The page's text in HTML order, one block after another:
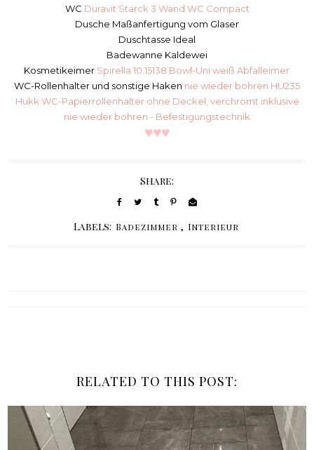
WC Duravit Starck 3 Wand WC Compact
Dusche Maßanfertigung vom Glaser
Duschtasse Ideal
Badewanne Kaldewei
Kosmetikeimer Spirella 10.15138 Bowl-Uni weiß Abfalleimer
WC-Rollenhalter und sonstige Haken nie wieder bohren HU235
Hukk WC-Papierrollenhalter ohne Deckel, verchromt inklusive
nie wieder bohren - Befestigungstechnik
♥♥♥
Share:
Labels: Badezimmer , Interieur
RELATED TO THIS POST: